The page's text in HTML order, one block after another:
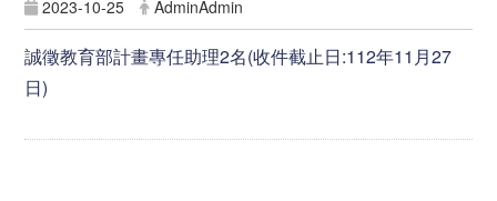
2023-10-25 AdminAdmin
誠徵教育部計畫專任助理2名(收件截止日:112年11月27
日)